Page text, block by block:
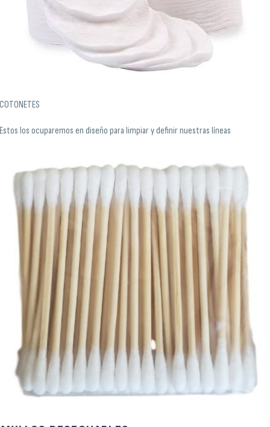
COTONETES
Estos los ocuparemos en diseño para limpiar y definir nuestras líneas